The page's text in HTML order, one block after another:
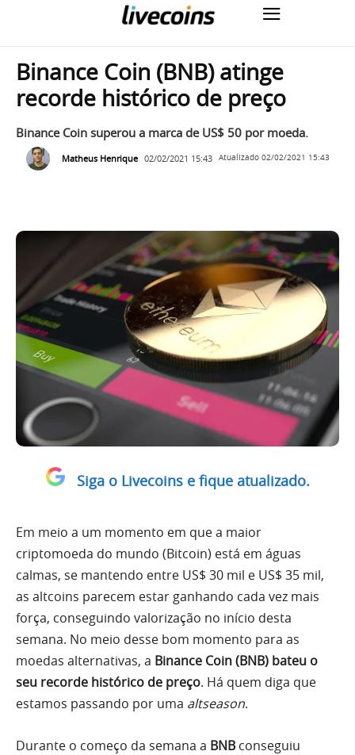
Binance Coin (BNB) atinge
recorde histórico de preço
Binance Coin superou a marca de US$ 50 por moeda.
Matheus Henrique 02/02/2021 15:43 Atualizado 02/02/2021 15:43
Siga o Livecoins e fique atualizado.
Em meio a um momento em que a maior
criptomoeda do mundo (Bitcoin) está em águas
calmas, se mantendo entre US$ 30 mil e US$ 35 mil,
as altcoins parecem estar ganhando cada vez mais
força, conseguindo valorização no início desta
semana. No meio desse bom momento para as
moedas alternativas, a Binance Coin (BNB) bateu o
seu recorde histórico de preço. Há quem diga que
estamos passando por uma altseason.
Durante o começo da semana a BNBconseguiu